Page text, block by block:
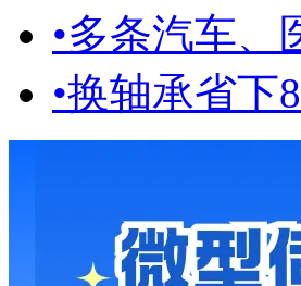
•多条汽车、
•换轴承省下